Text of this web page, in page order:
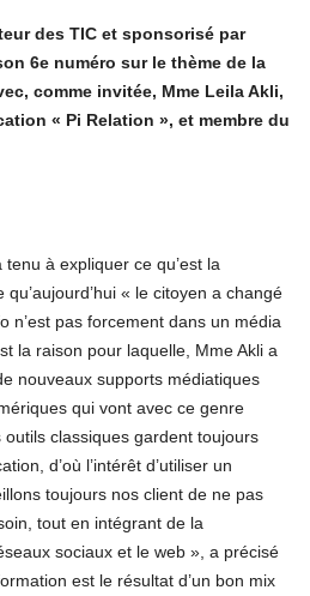
des TIC et sponsorisé par
6e numéro sur le thème de la
comme invitée, Mme Leila Akli,
« Pi Relation », et membre du
à expliquer ce qu’est la
« le citoyen a changé
n’est pas forcement dans un média
la raison pour laquelle, Mme Akli a
nouveaux supports médiatiques
qui vont avec ce genre
classiques gardent toujours
d’où l’intérêt d’utiliser un
toujours nos client de ne pas
tout en intégrant de la
sociaux et le web », a précisé
est le résultat d’un bon mix